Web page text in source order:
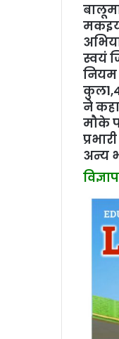
स्वयं
नियम
ने
मौके
अन्य